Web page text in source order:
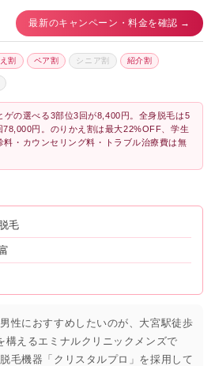
最新のキャンペーン・料金を確認 →
割 ペア割 シニア割 紹介割
ゲの選べる3部位3回が8,400円。全身脱毛は5
円。のりかえ割は最大22%OFF、学生
・カウンセリング料・トラブル治療費は無
毛
性におすすめしたいのが、大宮駅徒歩
構えるエミナルクリニックメンズで
毛機器「クリスタルプロ」を採用して